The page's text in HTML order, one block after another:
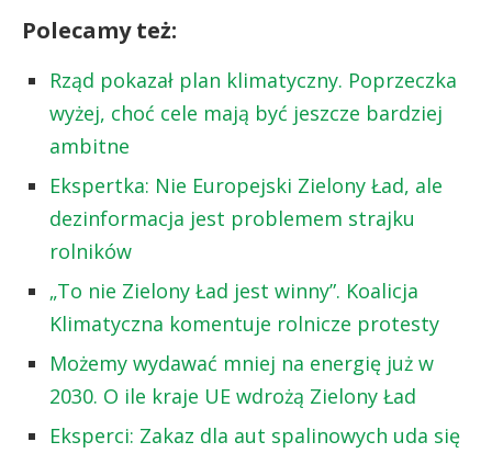
Polecamy też:
Rząd pokazał plan klimatyczny. Poprzeczka
wyżej, choć cele mają być jeszcze bardziej
ambitne
Ekspertka: Nie Europejski Zielony Ład, ale
dezinformacja jest problemem strajku
rolników
„To nie Zielony Ład jest winny”. Koalicja
Klimatyczna komentuje rolnicze protesty
Możemy wydawać mniej na energię już w
2030. O ile kraje UE wdrożą Zielony Ład
Eksperci: Zakaz dla aut spalinowych uda się